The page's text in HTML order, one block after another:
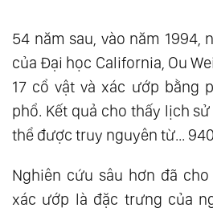
54 năm sau, vào năm 1994,
của Đại học California, Ou
17 cổ vật và xác ướp bằng
phổ. Kết quả cho thấy lịch
thể được truy nguyên từ...
Nghiên cứu sâu hơn đã
xác ướp là đặc trưng của